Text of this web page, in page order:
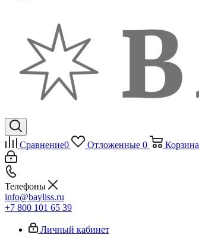
Сравнение0 Отложенные 0 Корзина
Телефоны
info@bayliss.ru
+7 800 101 65 39
Личный кабинет